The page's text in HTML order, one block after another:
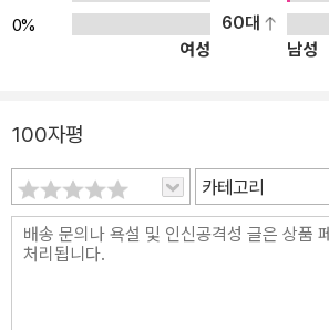
0%
60대
여성
남성
100자평
카테고리